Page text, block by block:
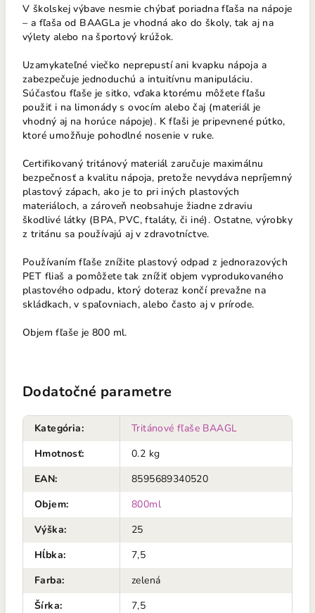
V školskej výbave nesmie chýbať poriadna fľaša na nápoje
– a fľaša od BAAGLa je vhodná ako do školy, tak aj na
výlety alebo na športový krúžok.
Uzamykateľné viečko neprepustí ani kvapku nápoja a
zabezpečuje jednoduchú a intuitívnu manipuláciu.
Súčasťou fľaše je sitko, vďaka ktorému môžete fľašu
použiť i na limonády s ovocím alebo čaj (materiál je
vhodný aj na horúce nápoje). K fľaši je pripevnené pútko,
ktoré umožňuje pohodlné nosenie v ruke.
Certifikovaný tritánový materiál zaručuje maximálnu
bezpečnosť a kvalitu nápoja, pretože nevydáva nepríjemný
plastový zápach, ako je to pri iných plastových
materiáloch, a zároveň neobsahuje žiadne zdraviu
škodlivé látky (BPA, PVC, ftaláty, či iné). Ostatne, výrobky
z tritánu sa používajú aj v zdravotníctve.
Používaním fľaše znížite plastový odpad z jednorazových
PET fliaš a pomôžete tak znížiť objem vyprodukovaného
plastového odpadu, ktorý doteraz končí prevažne na
skládkach, v spaľovniach, alebo často aj v prírode.
Objem fľaše je 800 ml.
Dodatočné parametre
Kategória:
Tritánové fľaše BAAGL
Hmotnosť:
0.2 kg
EAN:
8595689340520
Objem:
800ml
Výška:
25
Hĺbka:
7,5
Farba:
zelená
Šírka:
7,5